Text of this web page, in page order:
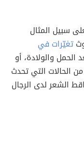
سبيل المثال
تغيّرات في
والولادة، أو
الحالات التي تحدث
الشعر لدى الرجال